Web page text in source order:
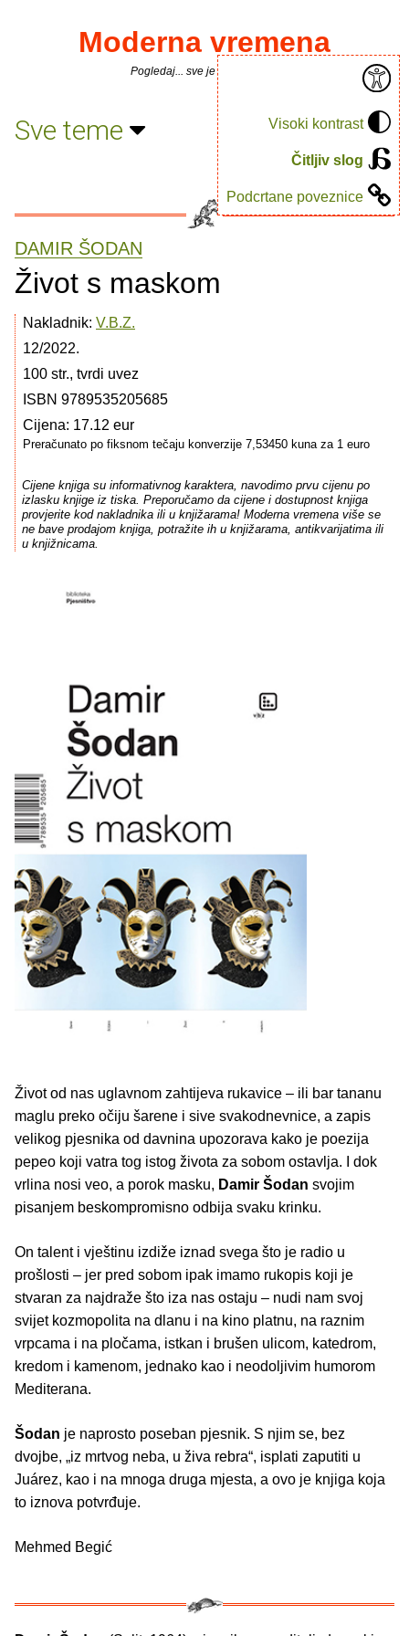
Visoki kontrast
Čitljiv slog
Podcrtane poveznice
Moderna vremena
Pogledaj... sve je puno knjiga.
Sve teme
DAMIR ŠODAN
Život s maskom
Nakladnik: V.B.Z.
12/2022.
100 str., tvrdi uvez
ISBN 9789535205685
Cijena: 17.12 eur
Preračunato po fiksnom tečaju konverzije 7,53450 kuna za 1 euro
Cijene knjiga su informativnog karaktera, navodimo prvu cijenu po
izlasku knjige iz tiska. Preporučamo da cijene i dostupnost knjiga
provjerite kod nakladnika ili u knjižarama! Moderna vremena više se
ne bave prodajom knjiga, potražite ih u knjižarama, antikvarijatima ili
u knjižnicama.
Život od nas uglavnom zahtijeva rukavice – ili bar tananu
maglu preko očiju šarene i sive svakodnevnice, a zapis
velikog pjesnika od davnina upozorava kako je poezija
pepeo koji vatra tog istog života za sobom ostavlja. I dok
vrlina nosi veo, a porok masku, Damir Šodan svojim
pisanjem beskompromisno odbija svaku krinku.
On talent i vještinu izdiže iznad svega što je radio u
prošlosti – jer pred sobom ipak imamo rukopis koji je
stvaran za najdraže što iza nas ostaju – nudi nam svoj
svijet kozmopolita na dlanu i na kino platnu, na raznim
vrpcama i na pločama, istkan i brušen ulicom, katedrom,
kredom i kamenom, jednako kao i neodoljivim humorom
Mediterana.
Šodan je naprosto poseban pjesnik. S njim se, bez
dvojbe, „iz mrtvog neba, u živa rebra“, isplati zaputiti u
Juárez, kao i na mnoga druga mjesta, a ovo je knjiga koja
to iznova potvrđuje.
Mehmed Begić